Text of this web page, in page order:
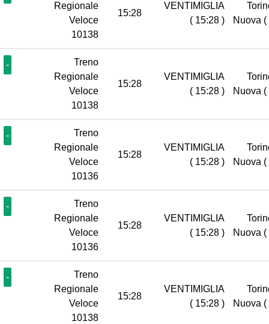
Regionale
Veloce
10138
15:28
VENTIMIGLIA
( 15:28 )
Nuova (
-
Treno
Regionale
Veloce
10138
15:28
VENTIMIGLIA
( 15:28 )
Nuova (
-
Treno
Regionale
Veloce
10136
15:28
VENTIMIGLIA
( 15:28 )
Nuova (
-
Treno
Regionale
Veloce
10136
15:28
VENTIMIGLIA
( 15:28 )
Nuova (
-
Treno
Regionale
Veloce
10138
15:28
VENTIMIGLIA
( 15:28 )
Nuova (